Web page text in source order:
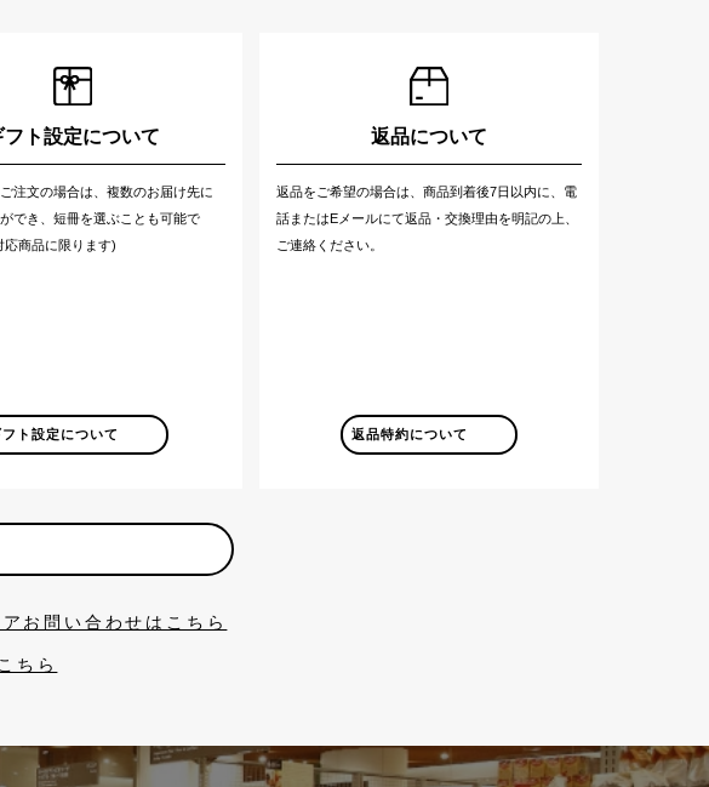
フト設定について
注文の場合は、複数のお届け先に
でき、短冊を選ぶことも可能で
応商品に限ります)
フト設定について
返品について
返品をご希望の場合は、商品到着後7日以内に、電
話またはEメールにて返品・交換理由を明記の上、
ご連絡ください。
返品特約について
お問い合わせはこちら
こちら